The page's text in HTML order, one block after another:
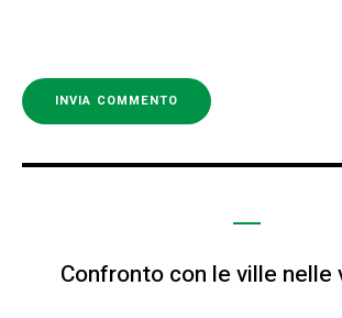
Confronto con le ville nelle